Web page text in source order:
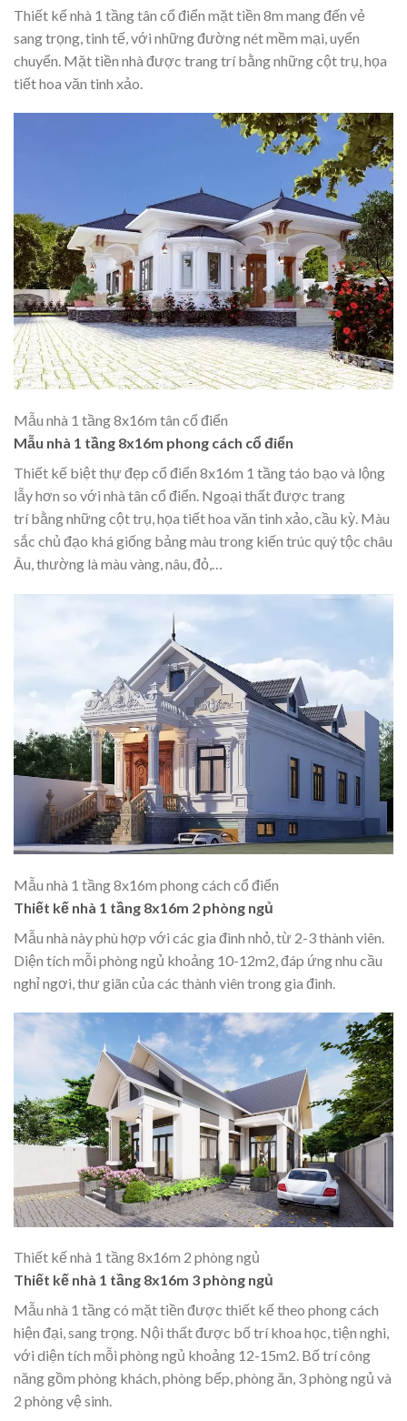
Thiết kế nhà 1 tầng tân cổ điển mặt tiền 8m mang đến vẻ
sang trọng, tinh tế, với những đường nét mềm mại, uyển
chuyển. Mặt tiền nhà được trang trí bằng những cột trụ, họa
tiết hoa văn tinh xảo.
Mẫu nhà 1 tầng 8x16m tân cổ điển
Mẫu nhà 1 tầng 8x16m phong cách cổ điển
Thiết kế biệt thự đẹp cổ điển 8x16m 1 tầng táo bạo và lộng
lẫy hơn so với nhà tân cổ điển. Ngoại thất được trang
trí bằng những cột trụ, họa tiết hoa văn tinh xảo, cầu kỳ. Màu
sắc chủ đạo khá giống bảng màu trong kiến trúc quý tộc châu
Âu, thường là màu vàng, nâu, đỏ,…
Mẫu nhà 1 tầng 8x16m phong cách cổ điển
Thiết kế nhà 1 tầng 8x16m 2 phòng ngủ
Mẫu nhà này phù hợp với các gia đình nhỏ, từ 2-3 thành viên.
Diện tích mỗi phòng ngủ khoảng 10-12m2, đáp ứng nhu cầu
nghỉ ngơi, thư giãn của các thành viên trong gia đình.
Thiết kế nhà 1 tầng 8x16m 2 phòng ngủ
Thiết kế nhà 1 tầng 8x16m 3 phòng ngủ
Mẫu nhà 1 tầng có mặt tiền được thiết kế theo phong cách
hiện đại, sang trọng. Nội thất được bố trí khoa học, tiện nghi,
với diện tích mỗi phòng ngủ khoảng 12-15m2. Bố trí công
năng gồm phòng khách, phòng bếp, phòng ăn, 3 phòng ngủ và
2 phòng vệ sinh.